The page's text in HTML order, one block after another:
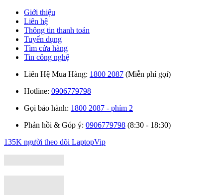
Giới thiệu
Liên hệ
Thông tin thanh toán
Tuyển dụng
Tìm cửa hàng
Tin công nghệ
Liên Hệ Mua Hàng: 1800 2087 (Miễn phí gọi)
Hotline: 0906779798
Gọi bảo hành: 1800 2087 - phím 2
Phản hồi & Góp ý: 0906779798 (8:30 - 18:30)
135K người theo dõi LaptopVip